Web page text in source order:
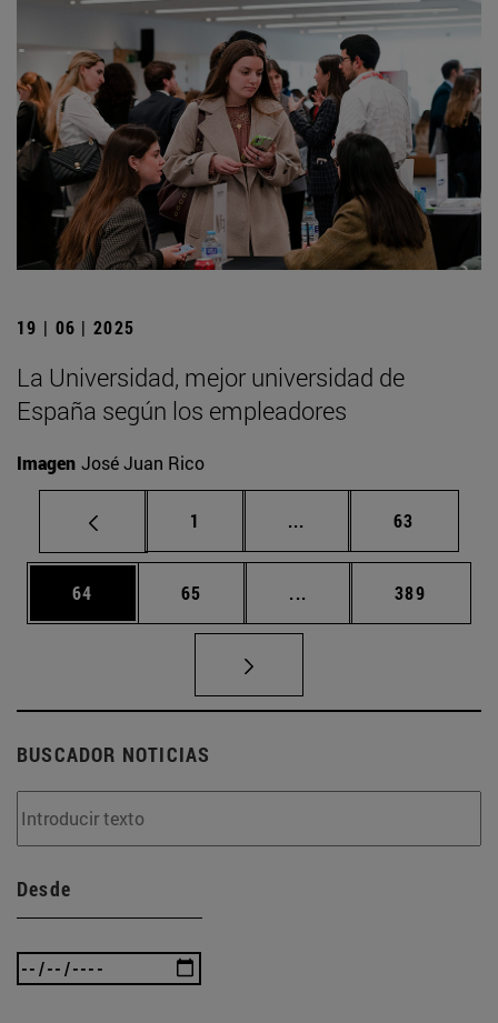
19 | 06 | 2025
La Universidad, mejor universidad de
España según los empleadores
Imagen José Juan Rico
Página
1 ... Páginas intermedias
Página
63
Página
64 Página
65 ... Páginas intermedias
Página
389
BUSCADOR NOTICIAS
Desde